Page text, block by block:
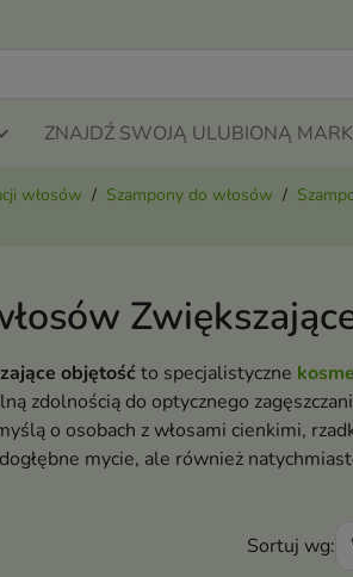
ZNAJDŹ SWOJĄ ULUBIONĄ
włosów Szampony do włosów
objętośćto specjalistyczne
zdolnością do optycznego
o osobach z włosami cienkimi,
mycie, ale również
Sortuj wg: